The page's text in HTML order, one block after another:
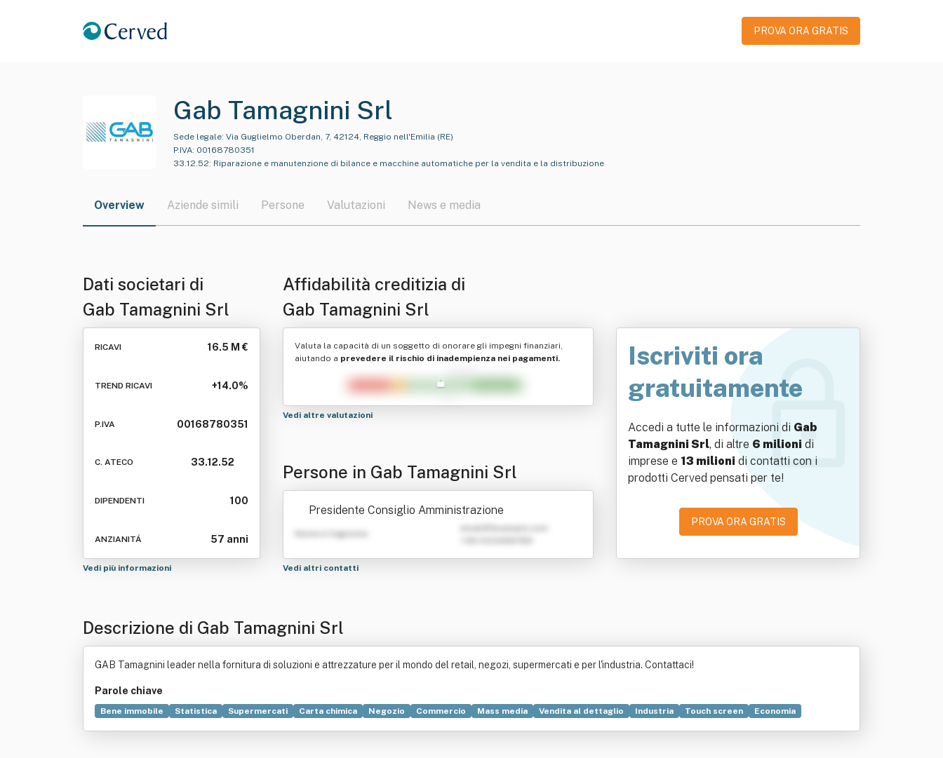
PROVA ORA GRATIS
Gab Tamagnini Srl
Sede legale: Via Guglielmo Oberdan, 7, 42124, Reggio nell'Emilia (RE)
P.IVA: 00168780351
33.12.52: Riparazione e manutenzione di bilance e macchine automatiche per la vendita e la distribuzione
Overview Aziende simili Persone Valutazioni News e media
Dati societari di
Gab Tamagnini Srl
RICAVI 16.5 M €
TREND RICAVI +14.0%
P.IVA 00168780351
C. ATECO 33.12.52
DIPENDENTI 100
ANZIANITÁ 57 anni
Vedi più informazioni
Affidabilità creditizia di
Gab Tamagnini Srl
Valuta la capacità di un soggetto di onorare gli impegni finanziari,
aiutando a prevedere il rischio di inadempienza nei pagamenti.
Vedi altre valutazioni
Persone in Gab Tamagnini Srl
Presidente Consiglio Amministrazione
Nome e Cognome
Vedi altri contatti
Iscriviti ora
gratuitamente
Accedi a tutte le informazioni di Gab
Tamagnini Srl, di altre 6 milioni di
imprese e 13 milioni di contatti con i
prodotti Cerved pensati per te!
PROVA ORA GRATIS
Descrizione di Gab Tamagnini Srl
GAB Tamagnini leader nella fornitura di soluzioni e attrezzature per il mondo del retail, negozi, supermercati e per l'industria. Contattaci!
Parole chiave
Bene immobile Statistica Supermercati Carta chimica Negozio Commercio Mass media Vendita al dettaglio Industria Touch screen
Economia